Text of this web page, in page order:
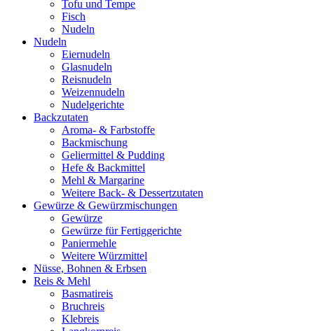
Tofu und Tempe
Fisch
Nudeln
Nudeln
Eiernudeln
Glasnudeln
Reisnudeln
Weizennudeln
Nudelgerichte
Backzutaten
Aroma- & Farbstoffe
Backmischung
Geliermittel & Pudding
Hefe & Backmittel
Mehl & Margarine
Weitere Back- & Dessertzutaten
Gewürze & Gewürzmischungen
Gewürze
Gewürze für Fertiggerichte
Paniermehle
Weitere Würzmittel
Nüsse, Bohnen & Erbsen
Reis & Mehl
Basmatireis
Bruchreis
Klebreis